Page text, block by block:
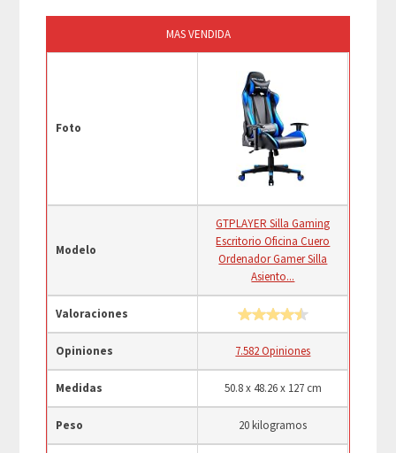
MAS VENDIDA
Foto
Modelo
GTPLAYER Silla Gaming
Escritorio Oficina Cuero
Ordenador Gamer Silla
Asiento...
Valoraciones
Opiniones 7.582 Opiniones
Medidas 50.8 x 48.26 x 127 cm
Peso 20 kilogramos